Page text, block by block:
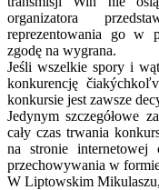
organizatora
reprezentowania go w
zgodę na wygrana.
Jeśli wszelkie spory i
konkurencję
konkursie jest zawsze
Jedynym szczegółowe
cały czas trwania
na stronie internetowej
przechowywania w
W Liptowskim